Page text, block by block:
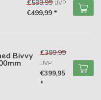
€599,99 UVP
€499,99 *
Bivvy €399,99
UVP
€399,95
*